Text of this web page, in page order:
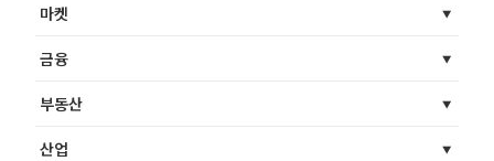
마켓
금융
부동산
산업